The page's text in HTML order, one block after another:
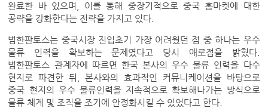
완료한 바 있으며, 이를 통해 중장기적으로 중국 홈마켓에 대한
공략을 강화한다는 전략을 가지고 있다.
범한판토스는 중국시장 진입초기 가장 어려웠던 점 중 하나는 우수
물류 인력을 확보하는 문제였다고 당시 애로점을 밝혔다.
범한판토스 관계자에 따르면 한국 본사의 우수 물류 인력을 다수
현지로 파견한 뒤, 본사와의 효과적인 커뮤니케이션을 바탕으로
중국 현지의 우수 물류인력을 지속적으로 확보해나가는 방식으로
물류 체계 및 조직을 조기에 안정화시킬 수 있었다고 한다.